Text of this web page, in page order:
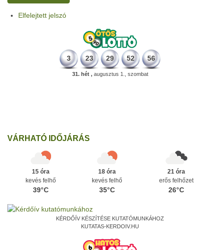
Elfelejtett jelszó
3 23 29 52 56
31. hét ,augusztus 1., szombat
VÁRHATÓ IDŐJÁRÁS
15 óra
kevés felhő
39°C
18 óra
kevés felhő
35°C
21 óra
erős felhőzet
26°C
KÉRDŐÍV KÉSZÍTÉSE KUTATÓMUNKÁHOZ
KUTATAS-KERDOIV.HU